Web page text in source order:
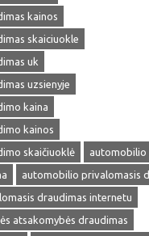
kainos
skaiciuokle
uk
uzsienyje
kaina
kainos
skaičiuoklė
automobilio
automobilio privalomasis
draudimas internetu
atsakomybės draudimas